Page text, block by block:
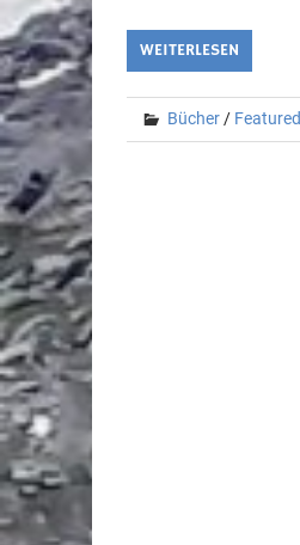
WEITERLESEN
Bücher/ Featured